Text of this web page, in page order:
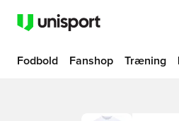
Fodbold Fanshop Træning